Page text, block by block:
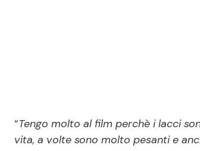
“Tengo molto al film perchè i lacci
vita, a volte sono molto pesanti e